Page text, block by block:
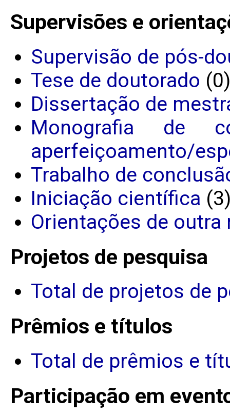
Supervisões e
Supervisão de pós-
Tese de doutorado (0)
Dissertação de
Monografia de
aperfeiçoamento/
Trabalho de
Iniciação científica
Orientações de outra
Projetos de pesquisa
Total de projetos de
Prêmios e títulos
Total de prêmios e
Participação em